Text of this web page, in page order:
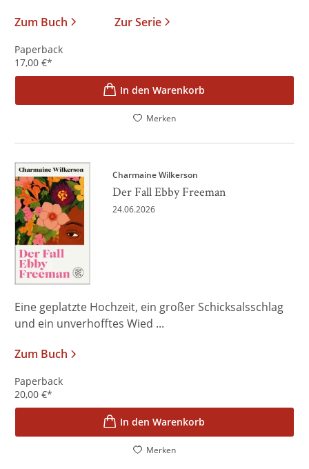
Zum Buch
Zur Serie
Paperback
17,00 €*
In den Warenkorb
Merken
Charmaine Wilkerson
Der Fall Ebby Freeman
24.06.2026
Eine geplatzte Hochzeit, ein großer Schicksalsschlag
und ein unverhofftes Wied ...
Zum Buch
Paperback
20,00 €*
In den Warenkorb
Merken